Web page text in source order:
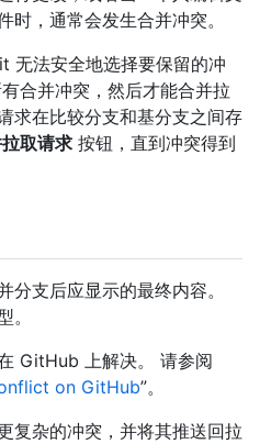
时，通常会发生合并冲突。
无法安全地选择要保留的冲
合并冲突，然后才能合并拉
求在比较分支和基分支之间存
取请求 按钮，直到冲突得到
分支后应显示的最终内容。
。
GitHub 上解决。 请参阅
on GitHub”。
复杂的冲突，并将其推送回拉